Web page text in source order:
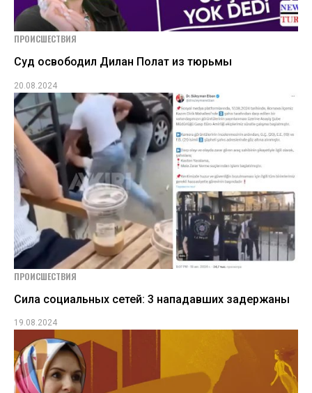
ПРОИСШЕСТВИЯ
Суд освободил Дилан Полат из тюрьмы
20.08.2024
ПРОИСШЕСТВИЯ
Сила социальных сетей: 3 нападавших задержаны
19.08.2024